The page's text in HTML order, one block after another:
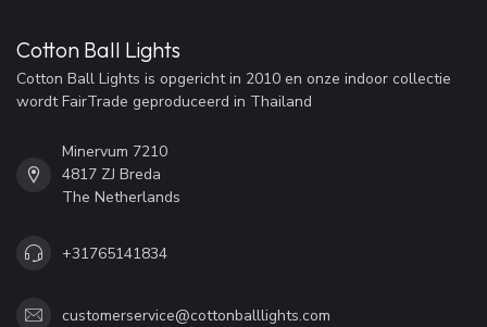
Cotton Ball Lights
Cotton Ball Lights is opgericht in 2010 en onze indoor collectie
wordt FairTrade geproduceerd in Thailand
Minervum 7210
4817 ZJ Breda
The Netherlands
+31765141834
customerservice@cottonballlights.com